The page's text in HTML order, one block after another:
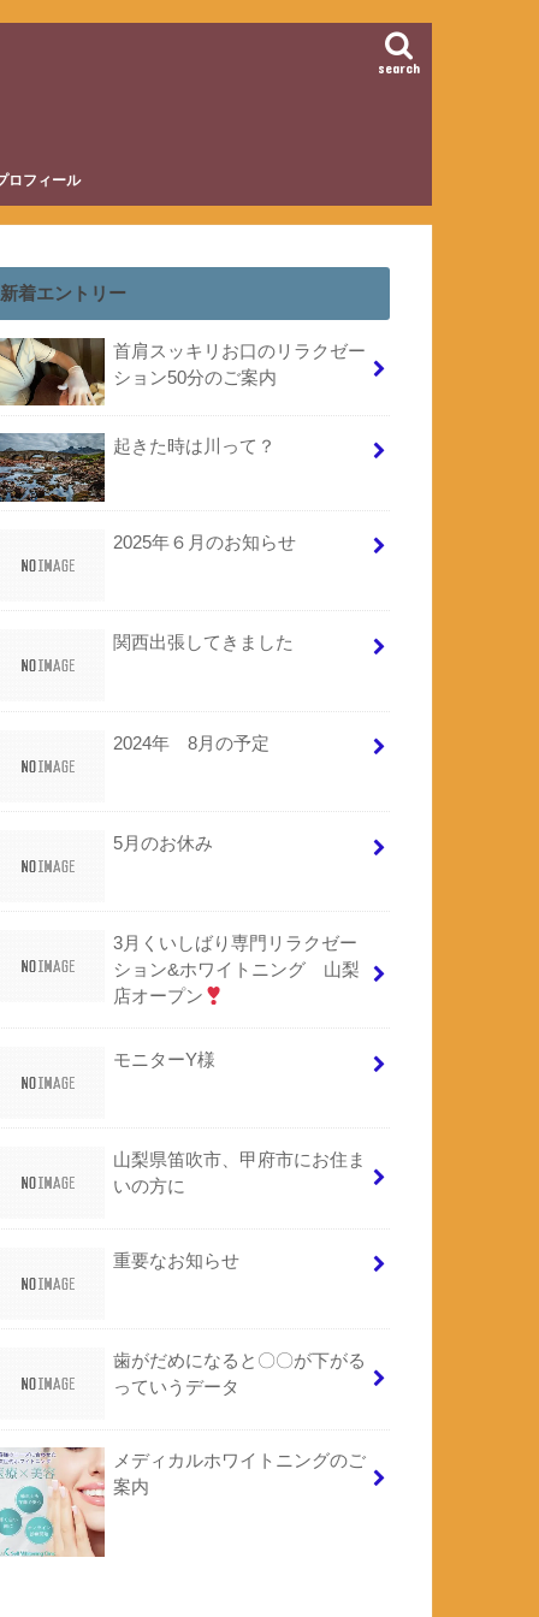
search
ロフィール
新着エントリー
首肩スッキリお口のリラクゼー
ション50分のご案内
起きた時は川って？
2025年６月のお知らせ
関西出張してきました
2024年 8月の予定
5月のお休み
3月くいしばり専門リラクゼー
ション&ホワイトニング 山梨
店オープン
モニターY様
山梨県笛吹市、甲府市にお住ま
いの方に
重要なお知らせ
歯がだめになると〇〇が下がる
っていうデータ
メディカルホワイトニングのご
案内